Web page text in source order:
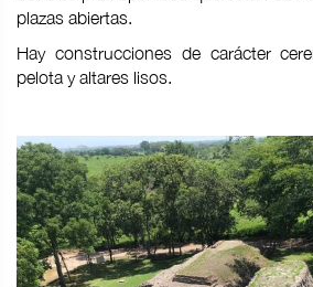
plazas abiertas.
Hay construcciones de carácter
pelota y altares lisos.